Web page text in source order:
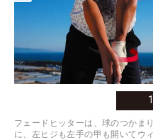
1
フェードヒッターは、球のつかま
に、左ヒジも左手の甲も開いてウ